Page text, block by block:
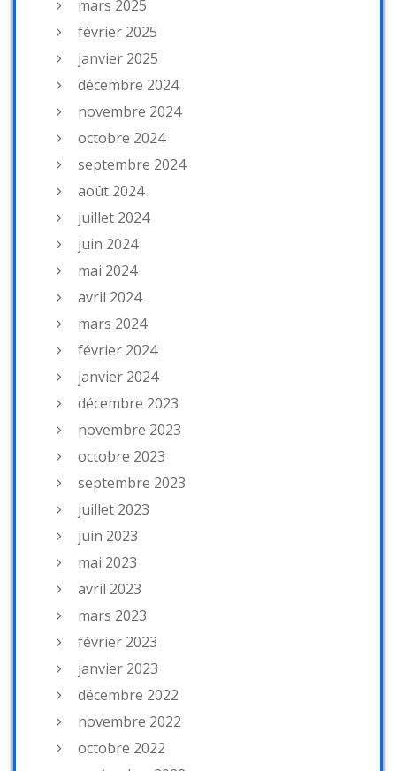
mars 2025
février 2025
janvier 2025
décembre 2024
novembre 2024
octobre 2024
septembre 2024
août 2024
juillet 2024
juin 2024
mai 2024
avril 2024
mars 2024
février 2024
janvier 2024
décembre 2023
novembre 2023
octobre 2023
septembre 2023
juillet 2023
juin 2023
mai 2023
avril 2023
mars 2023
février 2023
janvier 2023
décembre 2022
novembre 2022
octobre 2022